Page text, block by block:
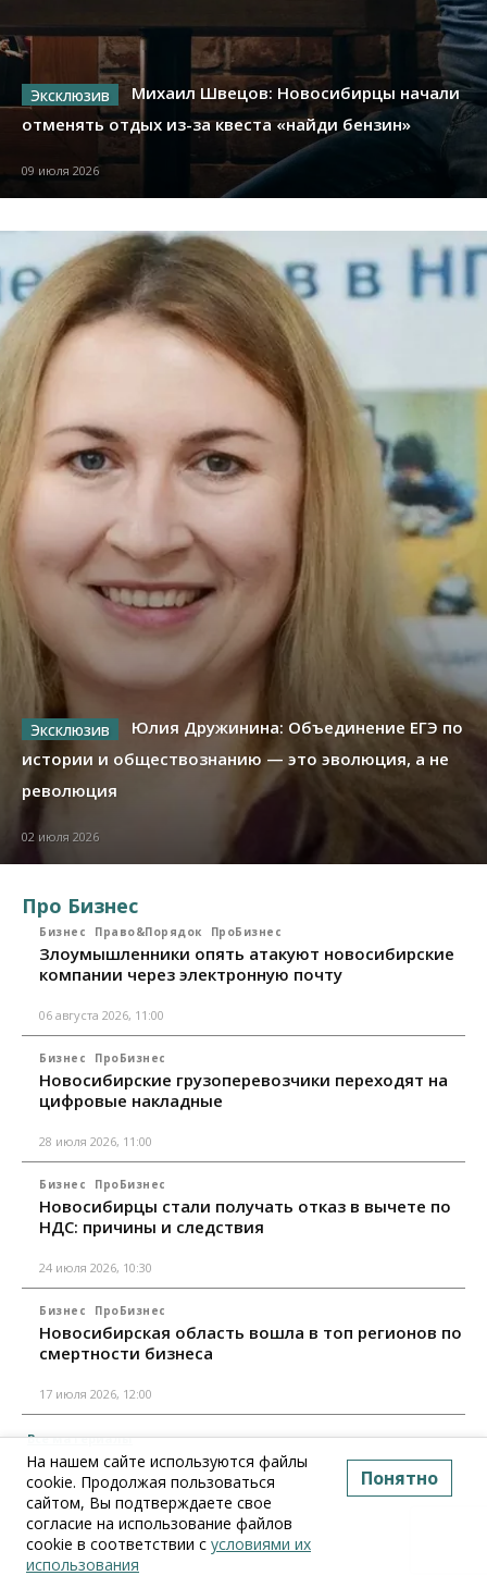
Михаил Швецов: Новосибирцы начали
отменять отдых из-за квеста «найди бензин»
09 июля 2026
Юлия Дружинина: Объединение ЕГЭ по
истории и обществознанию — это эволюция, а не
революция
02 июля 2026
Про Бизнес
Бизнес Право&Порядок ПроБизнес
Злоумышленники опять атакуют новосибирские
компании через электронную почту
06 августа 2026, 11:00
Бизнес ПроБизнес
Новосибирские грузоперевозчики переходят на
цифровые накладные
28 июля 2026, 11:00
Бизнес ПроБизнес
Новосибирцы стали получать отказ в вычете по
НДС: причины и следствия
24 июля 2026, 10:30
Бизнес ПроБизнес
Новосибирская область вошла в топ регионов по
смертности бизнеса
17 июля 2026, 12:00
Все материалы
На нашем сайте используются файлы
cookie. Продолжая пользоваться
сайтом, Вы подтверждаете свое
согласие на использование файлов
cookie в соответствии с условиями их
использования
Понятно